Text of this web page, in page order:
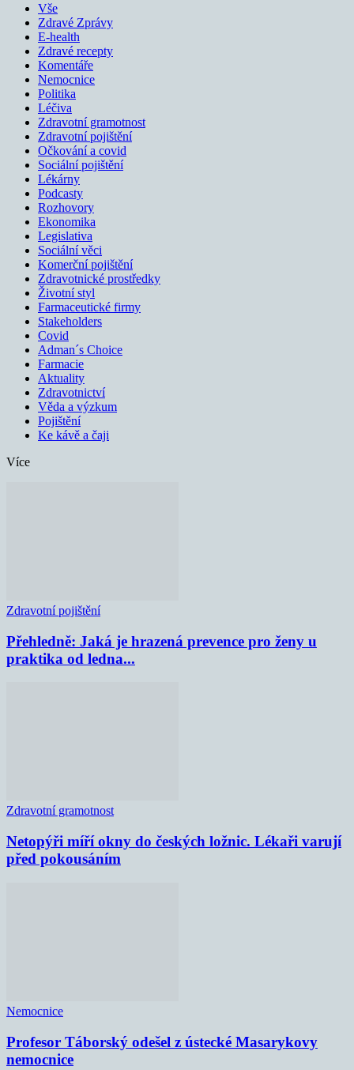
Vše
Zdravé Zprávy
E-health
Zdravé recepty
Komentáře
Nemocnice
Politika
Léčiva
Zdravotní gramotnost
Zdravotní pojištění
Očkování a covid
Sociální pojištění
Lékárny
Podcasty
Rozhovory
Ekonomika
Legislativa
Sociální věci
Komerční pojištění
Zdravotnické prostředky
Životní styl
Farmaceutické firmy
Stakeholders
Covid
Adman´s Choice
Farmacie
Aktuality
Zdravotnictví
Věda a výzkum
Pojištění
Ke kávě a čaji
Více
Zdravotní pojištění
Přehledně: Jaká je hrazená prevence pro ženy u
praktika od ledna...
Zdravotní gramotnost
Netopýři míří okny do českých ložnic. Lékaři varují
před pokousáním
Nemocnice
Profesor Táborský odešel z ústecké Masarykovy
nemocnice